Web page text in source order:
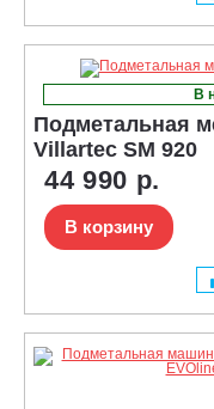
В
Подметальная
Villartec SM 920
44 990 р.
В корзину